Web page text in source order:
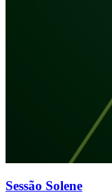
Sessão Solene